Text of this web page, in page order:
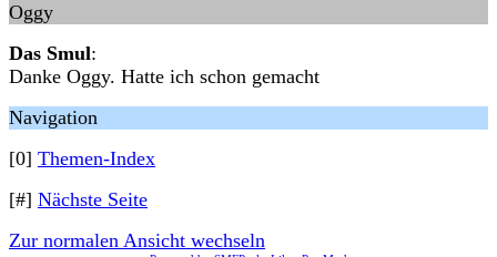
Oggy
Das Smul:
Danke Oggy. Hatte ich schon gemacht
Navigation
[0] Themen-Index
[#] Nächste Seite
Zur normalen Ansicht wechseln